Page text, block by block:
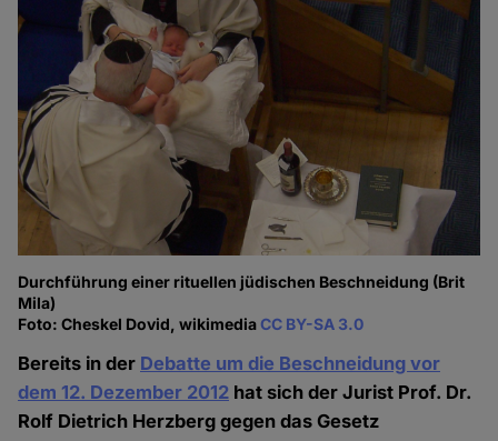
Durchführung einer rituellen jüdischen Beschneidung (Brit
Mila)
Foto: Cheskel Dovid, wikimediaCC BY-SA 3.0
Bereits in der Debatte um die Beschneidung vor
dem 12. Dezember 2012 hat sich der Jurist Prof. Dr.
Rolf Dietrich Herzberg gegen das Gesetz